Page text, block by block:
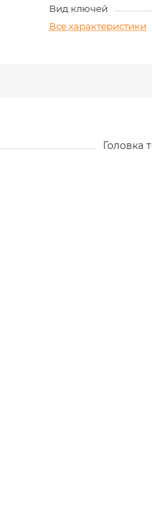
Вид ключей
Все характеристики
Головка